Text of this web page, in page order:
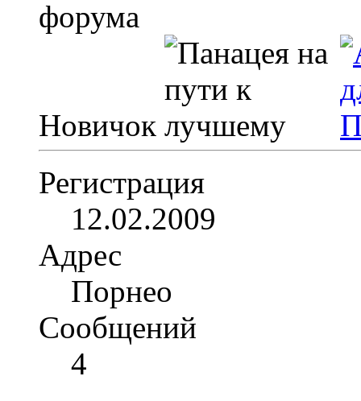
Новичок
Регистрация
12.02.2009
Адрес
Порнео
Сообщений
4